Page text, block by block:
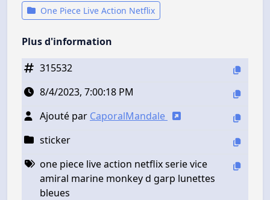
One Piece Live Action Netflix
Plus d'information
315532
8/4/2023, 7:00:18 PM
Ajouté par CaporalMandale
sticker
one piece live action netflix serie vice
amiral marine monkey d garp lunettes
bleues